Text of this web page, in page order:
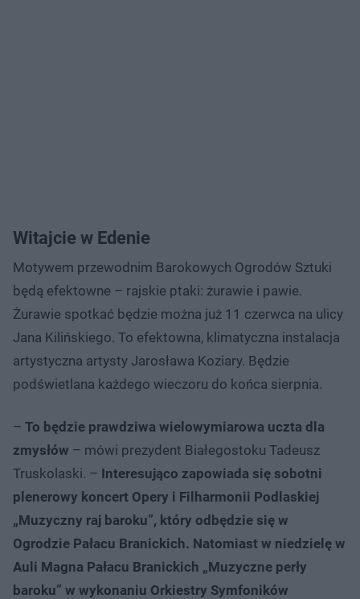
Witajcie w Edenie
Motywem przewodnim Barokowych Ogrodów Sztuki
będą efektowne – rajskie ptaki: żurawie i pawie.
Żurawie spotkać będzie można już 11 czerwca na ulicy
Jana Kilińskiego. To efektowna, klimatyczna instalacja
artystyczna artysty Jarosława Koziary. Będzie
podświetlana każdego wieczoru do końca sierpnia.
– To będzie prawdziwa wielowymiarowa uczta dla
zmysłów – mówi prezydent Białegostoku Tadeusz
Truskolaski. – Interesująco zapowiada się sobotni
plenerowy koncert Opery i Filharmonii Podlaskiej
„Muzyczny raj baroku”, który odbędzie się w
Ogrodzie Pałacu Branickich. Natomiast w niedzielę w
Auli Magna Pałacu Branickich „Muzyczne perły
baroku” w wykonaniu Orkiestry Symfoników